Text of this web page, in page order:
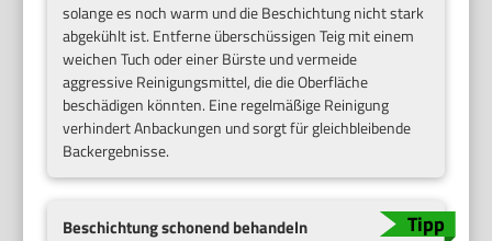
solange es noch warm und die Beschichtung nicht stark
abgekühlt ist. Entferne überschüssigen Teig mit einem
weichen Tuch oder einer Bürste und vermeide
aggressive Reinigungsmittel, die die Oberfläche
beschädigen könnten. Eine regelmäßige Reinigung
verhindert Anbackungen und sorgt für gleichbleibende
Backergebnisse.
Beschichtung schonend behandeln